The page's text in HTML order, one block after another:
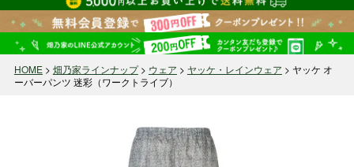
HOME 畑乃家ラインナップ ウェア ヤッケ・レインウェア
ヤッケ オ
ーバーパンツ 迷彩（ワークトライブ）